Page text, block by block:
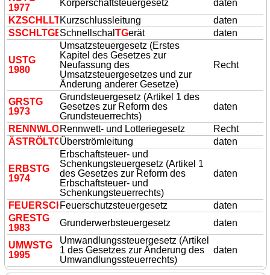
1977
Körperschaftsteuergesetz
daten
KZSCHLLTGKurzschlussleitung
daten
SSCHLTGER
SchnellschalTGerät daten
USTG
1980
Umsatzsteuergesetz (Erstes
Kapitel des Gesetzes zur
Neufassung des
Umsatzsteuergesetzes und zur
Änderung anderer Gesetze)
Recht
GRSTG
1973
Grundsteuergesetz (Artikel 1 des
Gesetzes zur Reform des
Grundsteuerrechts)
daten
RENNWLOTTG
Rennwett- und Lotteriegesetz
Recht
ÄSTRÖLTGÜberströmleitung daten
ERBSTG
1974
Erbschaftsteuer- und
Schenkungsteuergesetz (Artikel 1
des Gesetzes zur Reform des
Erbschaftsteuer- und
Schenkungsteuerrechts)
daten
FEUERSCHSTG
Feuerschutzsteuergesetz
daten
GRESTG
1983
Grunderwerbsteuergesetz daten
UMWSTG
1995
Umwandlungssteuergesetz (Artikel
1 des Gesetzes zur Änderung des
Umwandlungssteuerrechts)
daten